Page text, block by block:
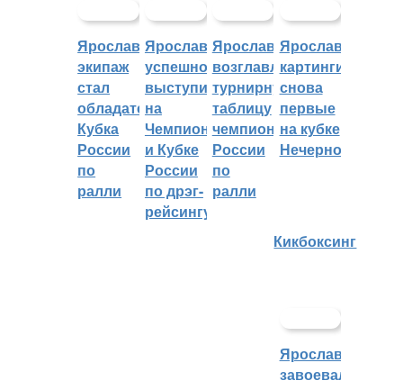
Ярославский
экипаж
стал
обладателем
Кубка
России
по
ралли
Ярославцы
успешно
выступили
на
Чемпионате
и Кубке
России
по дрэг-
рейсингу
Ярославцы
возглавляют
турнирную
таблицу
чемпионата
России
по
ралли
Ярославские
картингисты
снова
первые
на кубке
Нечерноземья
Кикбоксинг
Ярославцы
завоевали